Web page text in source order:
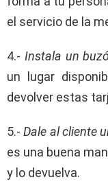
el servicio de la
4.- Instala un
un lugar
devolver estas
5.-Dale al cliente
es una buena
y lo devuelva.